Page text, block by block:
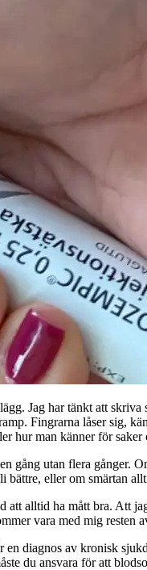
Jag har tänkt att
Fingrarna låser sig,
hur man känner för
gång utan flera gånger.
bättre, eller om smärtan
att alltid ha mått bra. Att
vara med mig
en diagnos av kronisk
du ansvara för att